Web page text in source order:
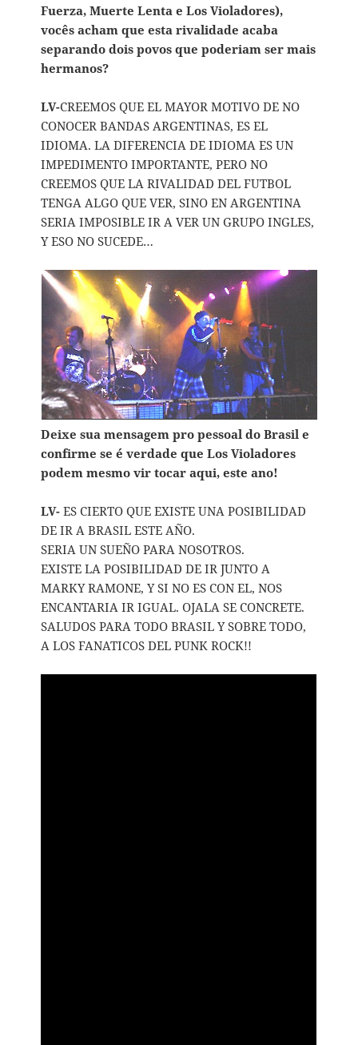
Fuerza, Muerte Lenta e Los Violadores),
vocês acham que esta rivalidade acaba
separando dois povos que poderiam ser mais
hermanos?
LV-CREEMOS QUE EL MAYOR MOTIVO DE NO
CONOCER BANDAS ARGENTINAS, ES EL
IDIOMA. LA DIFERENCIA DE IDIOMA ES UN
IMPEDIMENTO IMPORTANTE, PERO NO
CREEMOS QUE LA RIVALIDAD DEL FUTBOL
TENGA ALGO QUE VER, SINO EN ARGENTINA
SERIA IMPOSIBLE IR A VER UN GRUPO INGLES,
Y ESO NO SUCEDE…
Deixe sua mensagem pro pessoal do Brasil e
confirme se é verdade que Los Violadores
podem mesmo vir tocar aqui, este ano!
LV- ES CIERTO QUE EXISTE UNA POSIBILIDAD
DE IR A BRASIL ESTE AÑO.
SERIA UN SUEÑO PARA NOSOTROS.
EXISTE LA POSIBILIDAD DE IR JUNTO A
MARKY RAMONE, Y SI NO ES CON EL, NOS
ENCANTARIA IR IGUAL. OJALA SE CONCRETE.
SALUDOS PARA TODO BRASIL Y SOBRE TODO,
A LOS FANATICOS DEL PUNK ROCK!!